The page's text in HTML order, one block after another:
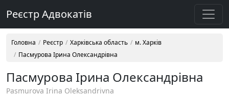
Реєстр Адвокатів
Головна Реєстр Харківська область
м. Харків
Пасмурова Ірина Олександрівна
Пасмурова Ірина Олександрівна
Pasmurova Irina Oleksandrivna